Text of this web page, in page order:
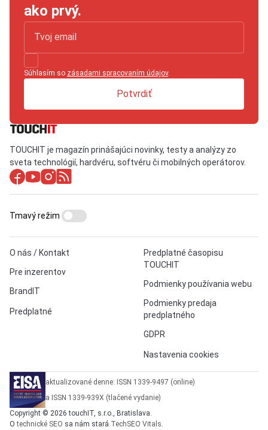
ako prvý.
Súhlasím so zásadami spracovaním údajov.
Potvrdiť
TOUCHIT je magazín prinášajúci novinky, testy a analýzy zo
sveta technológií, hardvéru, softvéru či mobilných operátorov.
O nás / Kontakt
Pre inzerentov
BrandIT
Predplatné
Predplatné časopisu
TOUCHIT
Podmienky používania webu
Podmienky predaja
predplatného
GDPR
Nastavenia cookies
Tmavý režim
aktualizované denne: ISSN 1339-9497 (online)
a ISSN 1339-939X (tlačené vydanie)
Copyright © 2026 touchIT, s.r.o., Bratislava.
Otechnické SEO sa nám stará TechSEO Vitals.